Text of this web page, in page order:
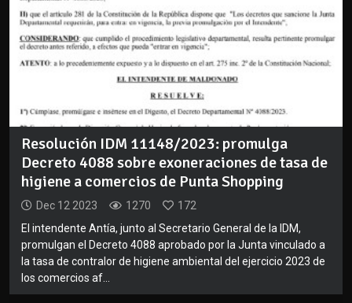
Resolución IDM 11148/2023: promulga
Decreto 4088 sobre exoneraciones de tasa de
higiene a comercios de Punta Shopping
Dec 12 2023 1270
172
El intendente Antía, junto al Secretario General de la IDM,
promulgan el Decreto 4088 aprobado por la Junta vinculado a
la tasa de contralor de higiene ambiental del ejercicio 2023 de
los comercios af...